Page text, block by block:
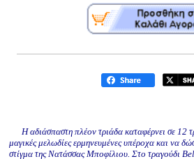
Η αδιάσπαστη πλέον τριάδα καταφέρνει σε 12
μαγικές μελωδίες ερμηνευμένες υπέροχα και να
στίγμα της Νατάσσας Μποφίλιου. Στο τραγούδι